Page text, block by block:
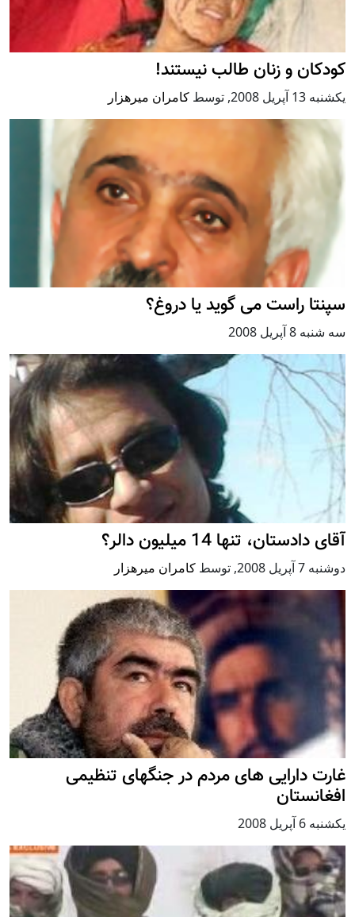
کودکان و زنان طالب نيستند!
يكشنبه 13 آپریل 2008 , توسط کامران میرهزار
سپنتا راست می گويد يا دروغ؟
سه شنبه 8 آپریل 2008
آقای دادستان، تنها 14 ميليون دالر؟
دوشنبه 7 آپریل 2008 , توسط کامران میرهزار
غارت دارايی های مردم در جنگهای تنظیمی
افغانستان
يكشنبه 6 آپریل 2008